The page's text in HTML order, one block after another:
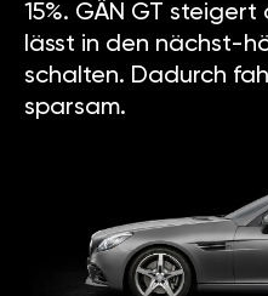
15%. GÄN GT
lässt in den nächst-
schalten. Dadurch
sparsam.